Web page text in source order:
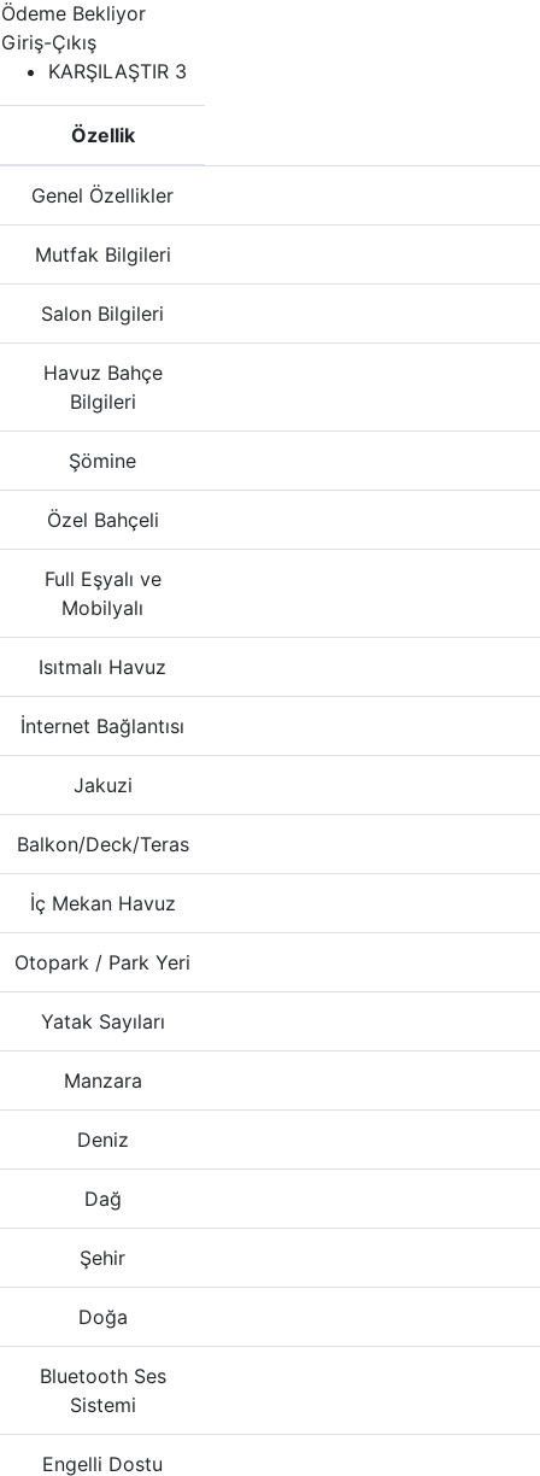
Ödeme Bekliyor
Giriş-Çıkış
KARŞILAŞTIR 3
Özellik
Genel Özellikler
Mutfak Bilgileri
Salon Bilgileri
Havuz Bahçe
Bilgileri
Şömine
Özel Bahçeli
Full Eşyalı ve
Mobilyalı
Isıtmalı Havuz
İnternet Bağlantısı
Jakuzi
Balkon/Deck/Teras
İç Mekan Havuz
Otopark / Park Yeri
Yatak Sayıları
Manzara
Deniz
Dağ
Şehir
Doğa
Bluetooth Ses
Sistemi
Engelli Dostu